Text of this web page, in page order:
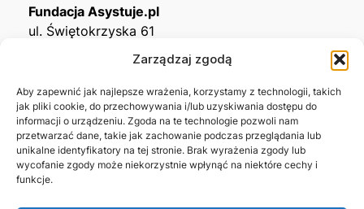
Zarządzaj zgodą
Aby zapewnić jak najlepsze wrażenia, korzystamy z technologii, takich
jak pliki cookie, do przechowywania i/lub uzyskiwania dostępu do
informacji o urządzeniu. Zgoda na te technologie pozwoli nam
przetwarzać dane, takie jak zachowanie podczas przeglądania lub
unikalne identyfikatory na tej stronie. Brak wyrażenia zgody lub
wycofanie zgody może niekorzystnie wpłynąć na niektóre cechy i
funkcje.
Fundacja Asystuje.pl
ul. Świętokrzyska 61
KRS0001215994
NIP5492488380
REGON543667703
Nr konta bankowego